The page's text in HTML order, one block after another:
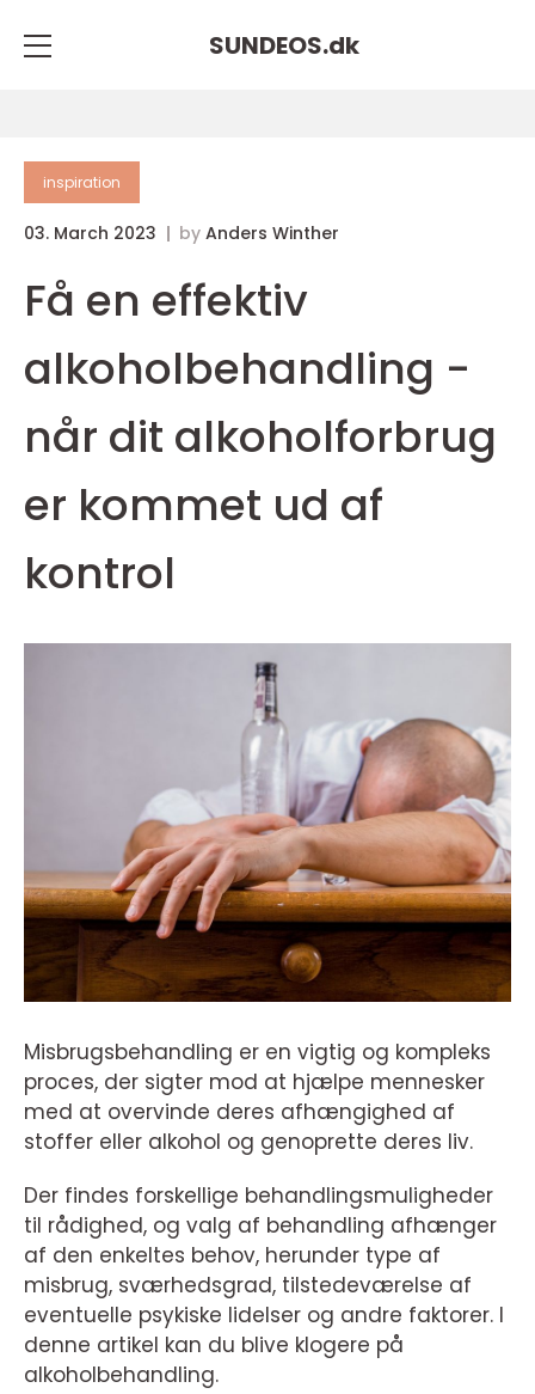
SUNDEOS.dk
inspiration
03. March 2023 by Anders Winther
Få en effektiv
alkoholbehandling -
når dit alkoholforbrug
er kommet ud af
kontrol
Misbrugsbehandling er en vigtig og kompleks
proces, der sigter mod at hjælpe mennesker
med at overvinde deres afhængighed af
stoffer eller alkohol og genoprette deres liv.
Der findes forskellige behandlingsmuligheder
til rådighed, og valg af behandling afhænger
af den enkeltes behov, herunder type af
misbrug, sværhedsgrad, tilstedeværelse af
eventuelle psykiske lidelser og andre faktorer. I
denne artikel kan du blive klogere på
alkoholbehandling.